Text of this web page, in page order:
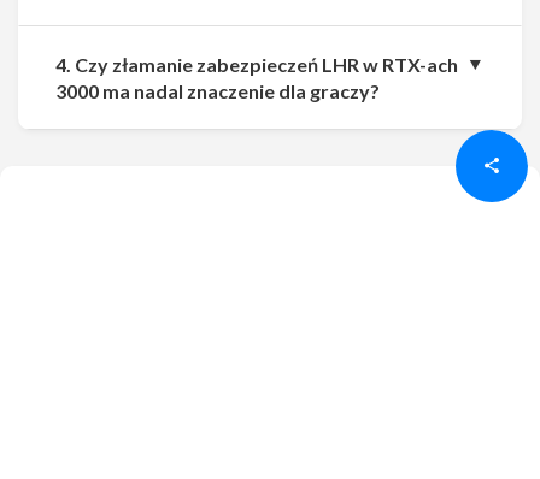
Udostępnij Udostępnij
4. Czy złamanie zabezpieczeń LHR w RTX-ach
3000 ma nadal znaczenie dla graczy?